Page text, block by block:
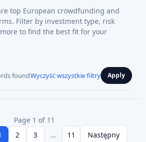
top European crowdfunding and
Filter by investment type, risk
to find the best fit for your
foundWyczyść wszystkie filtry Apply
Page 1 of 11
2 3 ... 11 Następny